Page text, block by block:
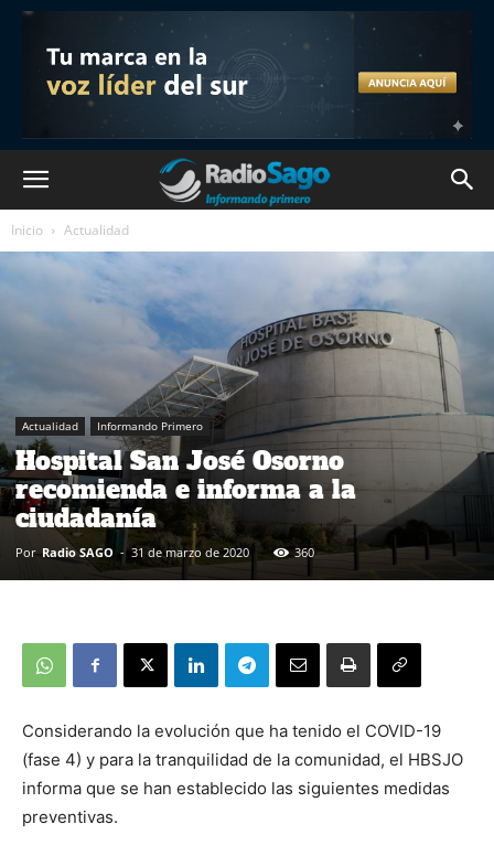
Inicio Actualidad
Actualidad Informando Primero
Hospital San José Osorno
recomienda e informa a la
ciudadanía
Por Radio SAGO - 31 de marzo de 2020 360
Considerando la evolución que ha tenido el COVID-19
(fase 4) y para la tranquilidad de la comunidad, el HBSJO
informa que se han establecido las siguientes medidas
preventivas.